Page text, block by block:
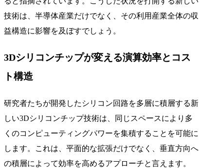
技術は、半導体産業だけでなく、その利用産業全体の収
益構造に影響を及ぼすでしょう。
3Dシリコンチップが変える演算効率とコス
ト構造
研究者たちが開発したシリコン回路を多層に積層する新
しい3Dシリコンチップ技術は、同じスペースにより多
くのコンピューティングパワーを集積することを可能に
します。これは、平面的な拡張だけでなく、垂直方向へ
の積層によって効率を高めるアプローチと言えます。